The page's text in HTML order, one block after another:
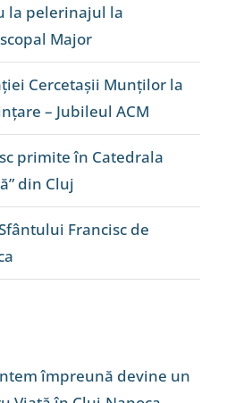
la pelerinajul la
Major
Cercetașii Munților la
– Jubileul ACM
primite în Catedrala
din Cluj
Francisc de
împreună devine un